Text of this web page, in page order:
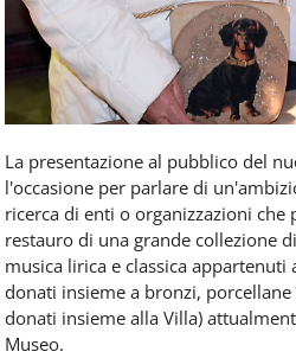
La presentazione al pubblico del
l'occasione per parlare di
ricerca di enti o organizzazioni che
restauro di una grande collezione
musica lirica e classica appartenuti
donati insieme a bronzi,
donati insieme alla Villa)
Museo.